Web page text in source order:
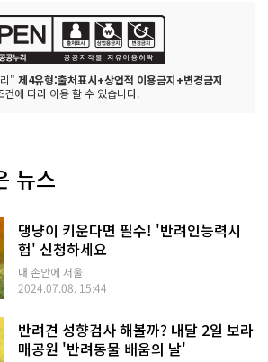
" 제4유형:출처표시+상업적 이용금지+변경금지
건에 따라 이용 할 수 있습니다.
뉴스
댕냥이 키운다면 필수! '반려인능력시
험' 신청하세요
내 손안에 서울
2024.07.08. 15:44
반려견 성향검사 해볼까? 내달 2일 보라
매공원 '반려동물 배움의 날'